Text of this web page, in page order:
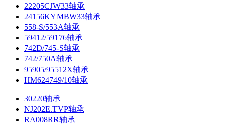
22205CJW33轴承
24156KYMBW33轴承
558-S/553A轴承
59412/59176轴承
742D/745-S轴承
742/750A轴承
95905/95512X轴承
HM624749/10轴承
30220轴承
NJ202E.TVP轴承
RA008RR轴承